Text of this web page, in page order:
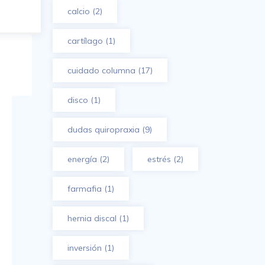
calcio (2)
cartílago (1)
cuidado columna (17)
disco (1)
dudas quiropraxia (9)
energía (2) estrés (2)
farmafia (1)
hernia discal (1)
inversión (1)